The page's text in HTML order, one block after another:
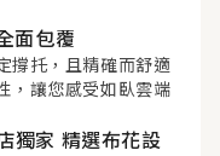
面包覆
撐托，且精確而舒適
，讓您感受如臥雲端
家 精選布花設